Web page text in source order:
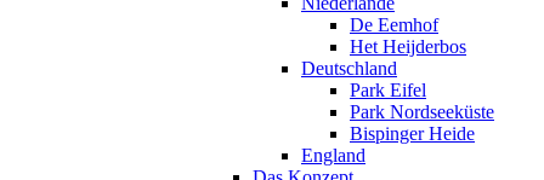
De Eemhof
Het Heijderbos
Deutschland
Park Eifel
Park Nordseeküste
Bispinger Heide
England